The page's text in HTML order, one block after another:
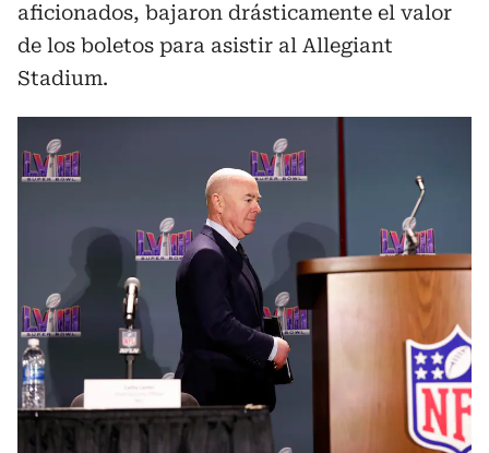
aficionados, bajaron drásticamente el valor
de los boletos para asistir al Allegiant
Stadium.